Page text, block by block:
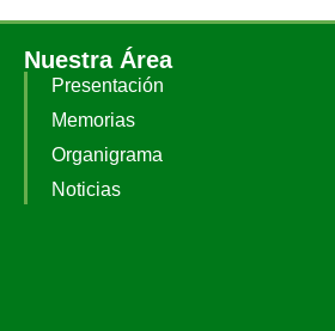
Nuestra Área
Presentación
Memorias
Organigrama
Noticias